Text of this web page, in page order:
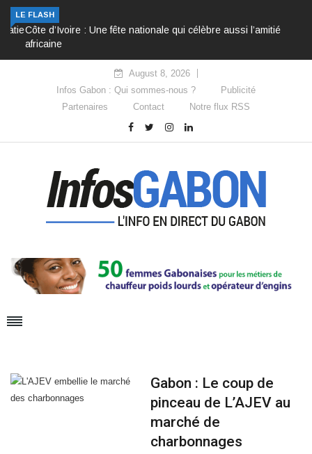
LE FLASH
Côte d’Ivoire : Une fête nationale qui célèbre aussi l’amitié
africaine
August 8, 2026
Infos Gabon : Qui sommes-nous ?
Publicité
Partenaires
Contact Notre flux RSS
Gabon : Le coup de
pinceau de L’AJEV au
marché de
charbonnages